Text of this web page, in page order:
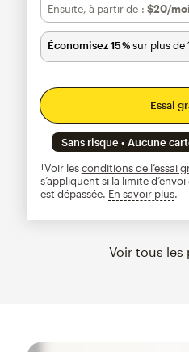
Ensuite, à partir de : $20/
Économisez 15 %sur plus de
Essai
Sans risque • Aucune
†Voir lesconditions de l’essai
s’appliquent si la limite
est dépassée. En savoir plus
Voir tous les